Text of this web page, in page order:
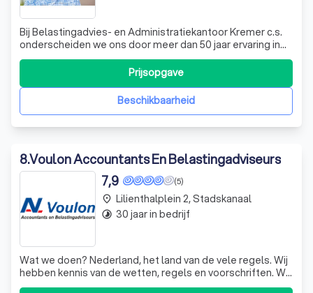
Bij Belastingadvies- en Administratiekantoor Kremer c.s.
onderscheiden we ons door meer dan 50 jaar ervaring in
het bieden van uitgebreide zakelijke dienstverlening. Wij
zijn er voor ondernemers in het midden- en kleinbedrijf,
agrarische sectoren, vrije beroepsbeoefenaren en
particulieren. Ons teamBeschikbaarheid
Prijsopgave
8.Voulon Accountants En Belastingadviseurs
(5)
7,9
Wat we doen? Nederland, het land van de vele regels. Wij
hebben kennis van de wetten, regels en voorschriften. We
ontzorgen u, zodat u zich volledig kunt focussen op het
place Lilienthalplein 2, Stadskanaal
timelapse 30 jaar in bedrijf